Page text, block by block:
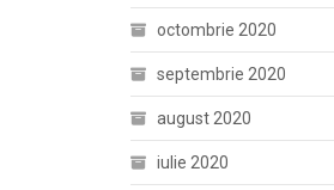
octombrie 2020
septembrie 2020
august 2020
iulie 2020